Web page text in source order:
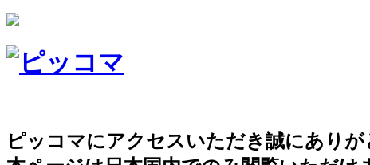
ピッコマにアクセスいただき誠にありが